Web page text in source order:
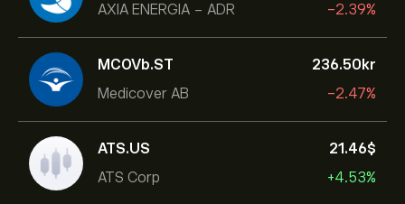
AXIA ENERGIA - ADR
-2.39%
MCOVb.ST
Medicover AB
236.50‎kr‎
-2.47%
ATS.US
ATS Corp
21.46‎$‎
+4.53%